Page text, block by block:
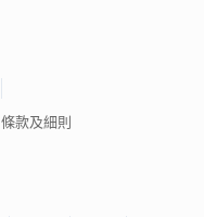
條款及細則